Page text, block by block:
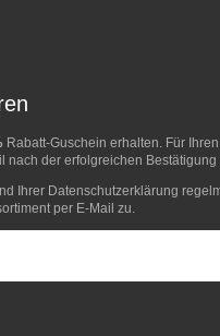
Rabatt-Guschein erhalten. Für
nach der erfolgreichen
Ihrer Datenschutzerklärung
per E-Mail zu.